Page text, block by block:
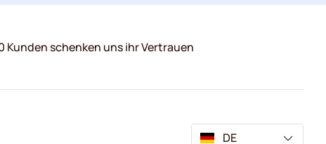
Kunden schenken uns ihr Vertrauen
DE